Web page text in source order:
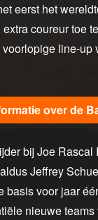
eerst het
coureur toe
line-
over de
bij Joe
Jeffrey
voor jaar
nieuwe